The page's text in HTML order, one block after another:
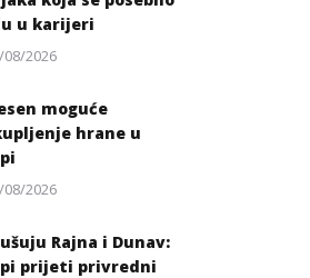
u karijeri
08/2026
moguće
hrane u
08/2026
Rajna i Dunav:
prijeti privredni